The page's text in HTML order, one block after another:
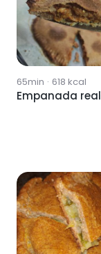
65min · 618 kcal
Empanada